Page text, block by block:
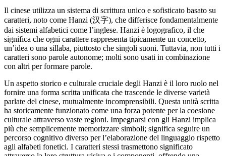
Il cinese utilizza un sistema di scrittura unico e sofisticato basato su
caratteri, noto come Hanzi (汉字), che differisce fondamentalmente
dai sistemi alfabetici come l’inglese. Hanzi è logografico, il che
significa che ogni carattere rappresenta tipicamente un concetto,
un’idea o una sillaba, piuttosto che singoli suoni. Tuttavia, non tutti i
caratteri sono parole autonome; molti sono usati in combinazione
con altri per formare parole.
Un aspetto storico e culturale cruciale degli Hanzi è il loro ruolo nel
fornire una forma scritta unificata che trascende le diverse varietà
parlate del cinese, mutualmente incomprensibili. Questa unità scritta
ha storicamente funzionato come una forza potente per la coesione
culturale attraverso vaste regioni. Impegnarsi con gli Hanzi implica
più che semplicemente memorizzare simboli; significa seguire un
percorso cognitivo diverso per l’elaborazione del linguaggio rispetto
agli alfabeti fonetici. I caratteri stessi trasmettono significato